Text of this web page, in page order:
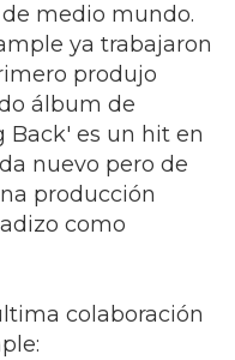
medio mundo.
ya trabajaron
produjo
álbum de
Back' es un hit en
nuevo pero de
producción
como
colaboración